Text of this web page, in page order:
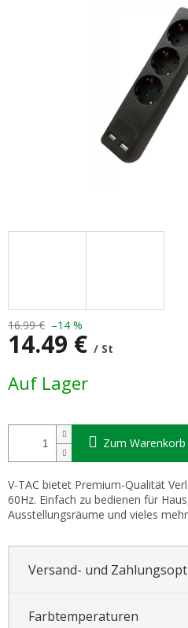
16.99 € –14 %
14.49 € / St
Auf Lager
Zum Warenkorb
V-TAC bietet Premium-Qualität
60Hz. Einfach zu bedienen für
Ausstellungsräume und vieles
Versand- und
Farbtemperaturen